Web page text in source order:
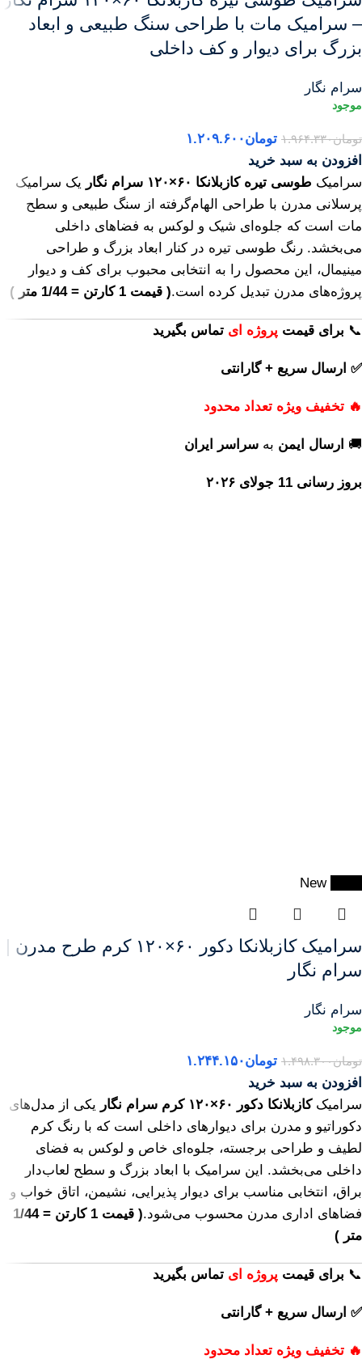
– سرامیک مات با طراحی سنگ طبیعی و ابعاد
بزرگ برای دیوار و کف داخلی
سرام نگار
تومان۱.۹۶۴.۳۳۰ تومان۱.۲۰۹.۶۰۰
افزودن به سبد خرید
سرامیک طوسی تیره کازبلانکا ۶۰×۱۲۰ سرام نگار
یک سرامیک
پرسلانی مدرن با طراحی الهام‌گرفته از سنگ طبیعی و سطح
مات است که جلوه‌ای شیک و لوکس به فضاهای داخلی
می‌بخشد. رنگ طوسی تیره در کنار ابعاد بزرگ و طراحی
مینیمال، این محصول را به انتخابی محبوب برای کف و دیوار
پروژه‌های مدرن تبدیل کرده است.( قیمت 1 کارتن = 1/44 متر )
📞 برای قیمت پروژه ای تماس بگیرید
✅ ارسال سریع + گارانتی
🔥 تخفیف ویژه تعداد محدود
🚚 ارسال ایمن به سراسر ایران
بروز رسانی 11 جولای ۲۰۲۶
New
سرامیک کازبلانکا دکور ۶۰×۱۲۰ کرم طرح مدرن |
سرام نگار
سرام نگار
تومان۱.۴۹۸.۳۰۰ تومان۱.۲۴۴.۱۵۰
افزودن به سبد خرید
سرامیککازبلانکا دکور ۶۰×۱۲۰ کرم سرام نگار
یکی از مدل‌های
دکوراتیو و مدرن برای دیوارهای داخلی است که با رنگ کرم
لطیف و طراحی برجسته، جلوه‌ای خاص و لوکس به فضای
داخلی می‌بخشد. این سرامیک با ابعاد بزرگ و سطح لعاب‌دار
براق، انتخابی مناسب برای دیوار پذیرایی، نشیمن، اتاق خواب و
فضاهای اداری مدرن محسوب می‌شود.
( قیمت 1 کارتن = 1/44
متر )
📞 برای قیمت پروژه ای تماس بگیرید
✅ ارسال سریع + گارانتی
🔥 تخفیف ویژه تعداد محدود